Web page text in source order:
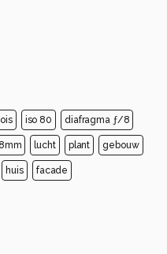
iso 80 diafragma ƒ/8
lucht plant gebouw
huis facade